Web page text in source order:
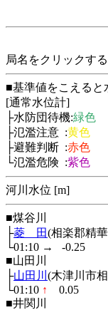
局名をクリックす
■基準値をこえると
[通常水位計]
├水防団待機:緑色
├氾濫注意 :黄色
├避難判断 :赤色
└氾濫危険 :紫色
河川水位 [m]
■煤谷川
├菱 田(相楽郡精
└01:10 →
-0.25
■山田川
├山田川 (木津川市
└01:10 ↑
0.05
■井関川